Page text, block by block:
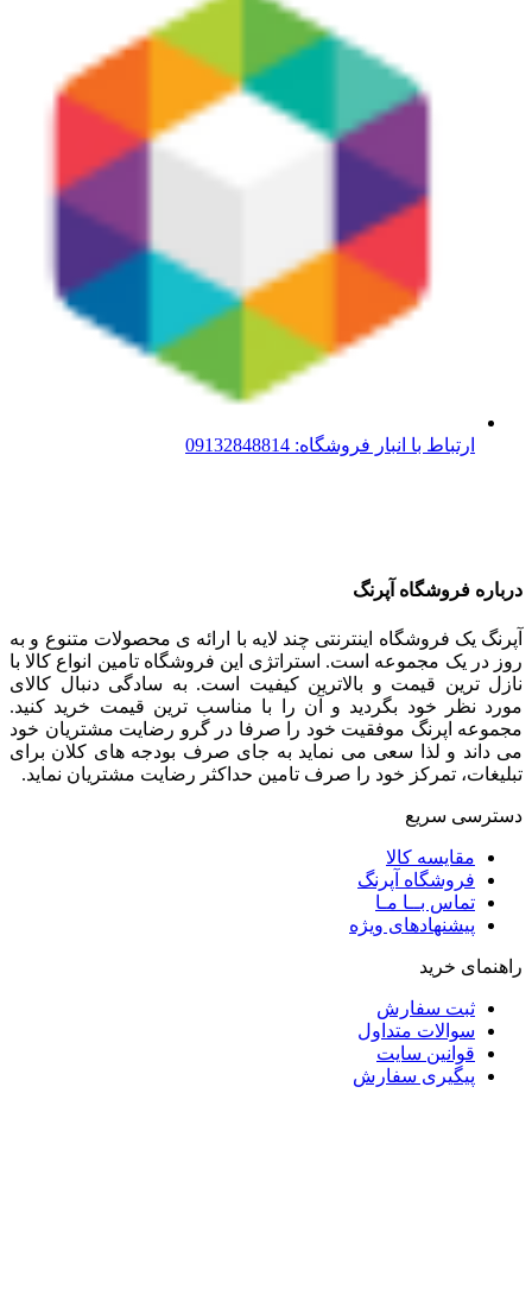
ارتباط با انبار فروشگاه: 09132848814
درباره فروشگاه آپرنگ
آپرنگ یک فروشگاه اینترنتی چند لایه با ارائه ی محصولات متنوع و به
روز در یک مجموعه است. استراتژی این فروشگاه تامین انواع کالا با
نازل ترین قیمت و بالاترین کیفیت است. به سادگی دنبال کالای
مورد نظر خود بگردید و آن را با مناسب ترین قیمت خرید کنید.
مجموعه اپرنگ موفقیت خود را صرفا در گرو رضایت مشتریان خود
می داند و لذا سعی می نماید به جای صرف بودجه های کلان برای
تبلیغات، تمرکز خود را صرف تامین حداکثر رضایت مشتریان نماید‌.
دسترسی سریع
مقایسه کالا
فروشگاه آپرنگ
تماس بــا مـا
پیشنهادهای ویژه
راهنمای خرید
ثبت سفارش
سوالات متداول
قوانین سایت
پیگیری سفارش